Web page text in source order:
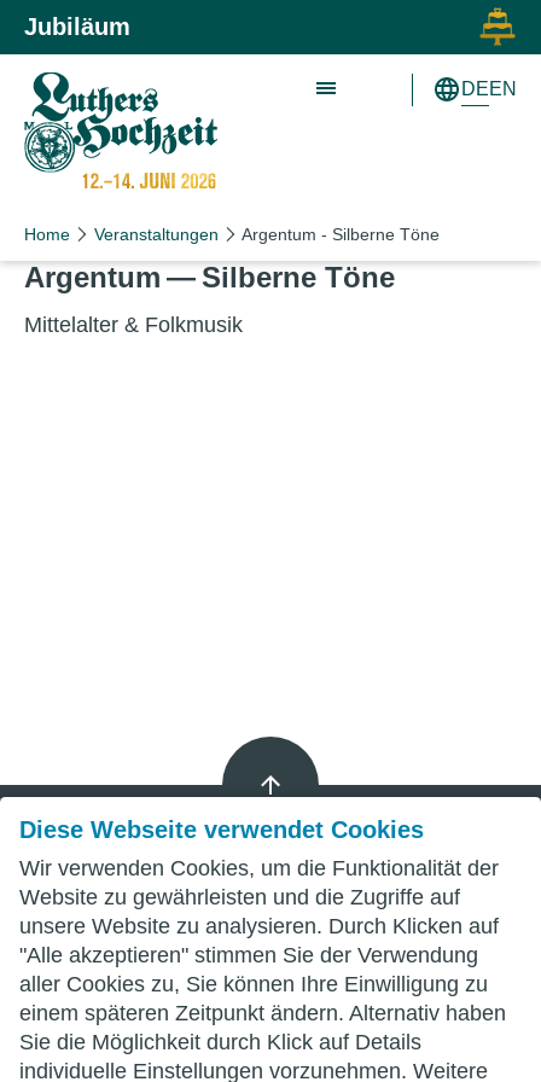
Diese Webseite verwendet Cookies
Wir verwenden Cookies, um die Funktionalität der
Website zu gewährleisten und die Zugriffe auf
unsere Website zu analysieren. Durch Klicken auf
"Alle akzeptieren" stimmen Sie der Verwendung
aller Cookies zu, Sie können Ihre Einwilligung zu
einem späteren Zeitpunkt ändern. Alternativ haben
Sie die Möglichkeit durch Klick auf Details
individuelle Einstellungen vorzunehmen. Weitere
Zum Inhalt springen
Zur Hauptnavigation springen
Jubiläum
DEEN
Home Veranstaltungen Argentum - Silberne Töne
Argentum — Silberne Töne
Mittelalter & Folkmusik
Impressum
Datenschutz
AGB